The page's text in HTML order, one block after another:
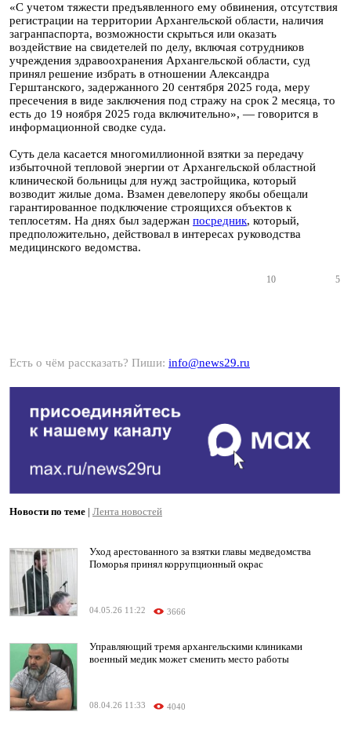
«С учетом тяжести предъявленного ему обвинения, отсутствия
регистрации на территории Архангельской области, наличия
загранпаспорта, возможности скрыться или оказать
воздействие на свидетелей по делу, включая сотрудников
учреждения здравоохранения Архангельской области, суд
принял решение избрать в отношении Александра
Герштанского, задержанного 20 сентября 2025 года, меру
пресечения в виде заключения под стражу на срок 2 месяца, то
есть до 19 ноября 2025 года включительно», — говорится в
информационной сводке суда.
Суть дела касается многомиллионной взятки за передачу
избыточной тепловой энергии от Архангельской областной
клинической больницы для нужд застройщика, который
возводит жилые дома. Взамен девелоперу якобы обещали
гарантированное подключение строящихся объектов к
теплосетям. На днях был задержан посредник, который,
предположительно, действовал в интересах руководства
медицинского ведомства.
10 5
Есть о чём рассказать? Пиши: info@news29.ru
Новости по теме | Лента новостей
Уход арестованного за взятки главы медведомства
Поморья принял коррупционный окрас
04.05.26 11:22 3666
Управляющий тремя архангельскими клиниками
военный медик может сменить место работы
08.04.26 11:33 4040